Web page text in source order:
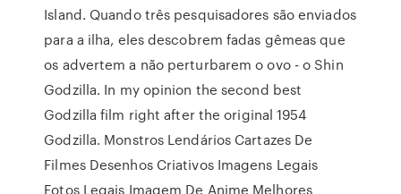
Island. Quando três pesquisadores são enviados
para a ilha, eles descobrem fadas gêmeas que
os advertem a não perturbarem o ovo - o Shin
Godzilla. In my opinion the second best
Godzilla film right after the original 1954
Godzilla. Monstros Lendários Cartazes De
Filmes Desenhos Criativos Imagens Legais
Fotos Legais Imagem De Anime Melhores